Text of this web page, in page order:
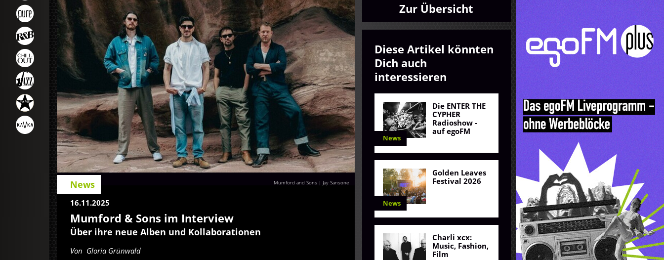
Mumford and Sons | Jay Sansone
News
16.11.2025
Mumford & Sons im Interview
Über ihre neue Alben und Kollaborationen
Von Gloria Grünwald
Zur Übersicht
Diese Artikel könnten
Dich auch
interessieren
News
Die ENTER THE
CYPHER
Radioshow -
auf egoFM
News
Golden Leaves
Festival 2026
Charli xcx:
Music, Fashion,
Film